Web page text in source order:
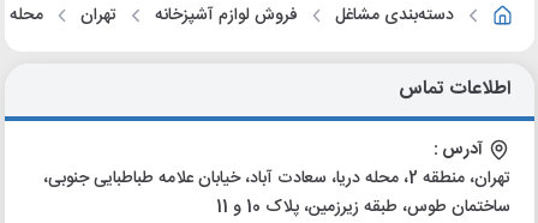
دسته‌بندی مشاغل فروش لوازم آشپزخانه تهران محله
اطلاعات تماس
آدرس :
تهران، منطقه 2، محله دریا، سعادت آباد، خیابان علامه طباطبایی جنوبی،
ساختمان طوس، طبقه زیرزمین، پلاک 10 و 11